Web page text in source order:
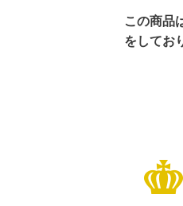
この商品
をしてお